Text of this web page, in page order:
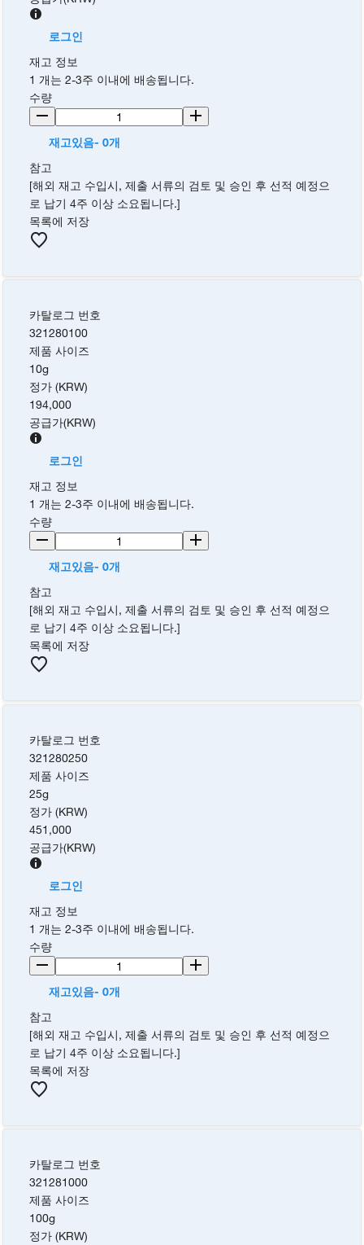
로그인
재고 정보
1 개는 2-3주 이내에 배송됩니다.
수량
재고있음- 0개
참고
[해외 재고 수입시, 제출 서류의 검토 및 승인 후 선적 예정으
로 납기 4주 이상 소요됩니다.]
목록에 저장
카탈로그 번호
321280100
제품 사이즈
10g
정가 (KRW)
194,000
공급가(KRW)
로그인
재고 정보
1 개는 2-3주 이내에 배송됩니다.
수량
재고있음- 0개
참고
[해외 재고 수입시, 제출 서류의 검토 및 승인 후 선적 예정으
로 납기 4주 이상 소요됩니다.]
목록에 저장
카탈로그 번호
321280250
제품 사이즈
25g
정가 (KRW)
451,000
공급가(KRW)
로그인
재고 정보
1 개는 2-3주 이내에 배송됩니다.
수량
재고있음- 0개
참고
[해외 재고 수입시, 제출 서류의 검토 및 승인 후 선적 예정으
로 납기 4주 이상 소요됩니다.]
목록에 저장
카탈로그 번호
321281000
제품 사이즈
100g
정가 (KRW)